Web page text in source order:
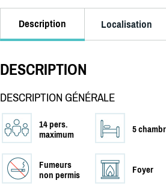
Description Localisation
DESCRIPTION
DESCRIPTION GÉNÉRALE
14 pers.
maximum
5
Fumeurs
non permis
Foyer